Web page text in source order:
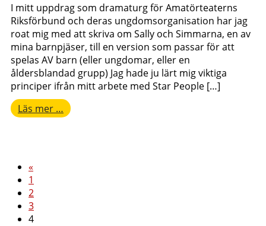
I mitt uppdrag som dramaturg för Amatörteaterns
Riksförbund och deras ungdomsorganisation har jag
roat mig med att skriva om Sally och Simmarna, en av
mina barnpjäser, till en version som passar för att
spelas AV barn (eller ungdomar, eller en
åldersblandad grupp) Jag hade ju lärt mig viktiga
principer ifrån mitt arbete med Star People […]
Läs mer … from
Gruppversion
Inläggsnavigering
«
1
2
3
4